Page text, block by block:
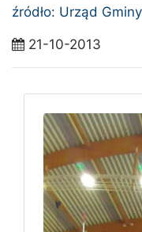
źródło: Urząd
21-10-2013